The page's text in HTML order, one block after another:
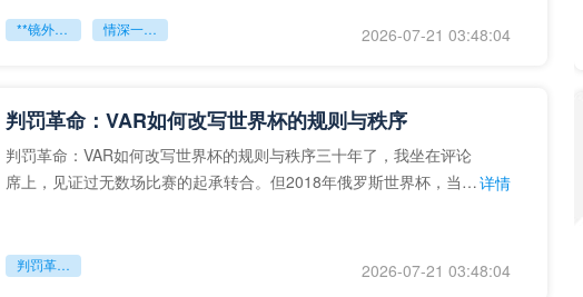
**镜外留影 情深一瞬** 2026-07-21 03:48:04
判罚革命：VAR如何改写世界杯的规则与秩序
判罚革命：VAR如何改写世界杯的规则与秩序三十年了，我坐在评论
席上，见证过无数场比赛的起承转合。但2018年俄罗斯世界杯，当
详情
判罚革命：VAR如何改写世界杯的规则与秩序 2026-07-21 03:48:04